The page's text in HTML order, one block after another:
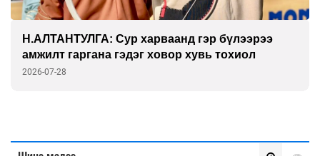
ГАНБАТ: Дэлхийн технологийн амин сүнс
физик дээр л тогтдог